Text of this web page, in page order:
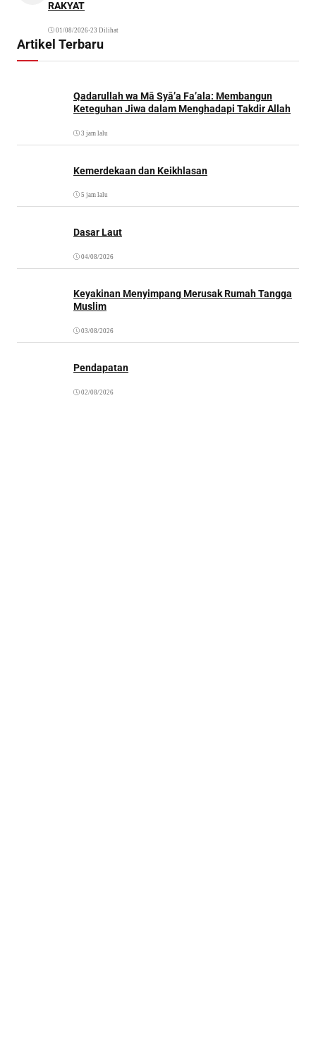
RAKYAT
01/08/2026•23 Dilihat
Artikel Terbaru
Qadarullah wa Mā Syā’a Fa’ala: Membangun
Keteguhan Jiwa dalam Menghadapi Takdir Allah
3 jam lalu
Kemerdekaan dan Keikhlasan
5 jam lalu
Dasar Laut
04/08/2026
Keyakinan Menyimpang Merusak Rumah Tangga
Muslim
03/08/2026
Pendapatan
02/08/2026